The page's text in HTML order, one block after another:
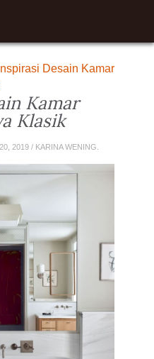
Desain Kamar
Kamar
Klasik
2019 / KARINA WENING.